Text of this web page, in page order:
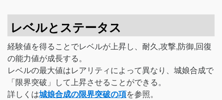
レベルとステータス
経験値を得ることでレベルが上昇し、耐久,攻撃,防御,回復
の能力値が成長する。
レベルの最大値はレアリティによって異なり、城娘合成で
「限界突破」して上昇させることができる。
詳しくは城娘合成の限界突破の項を参照。